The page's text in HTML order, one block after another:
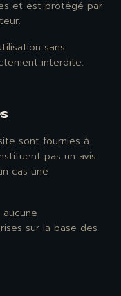
et est protégé par
sans
interdite.
sont fournies à
pas un avis
cas une
aucune
sur la base des